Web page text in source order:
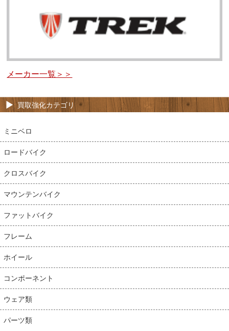
メーカー一覧＞＞
買取強化カテゴリ
ミニベロ
ロードバイク
クロスバイク
マウンテンバイク
ファットバイク
フレーム
ホイール
コンポーネント
ウェア類
パーツ類